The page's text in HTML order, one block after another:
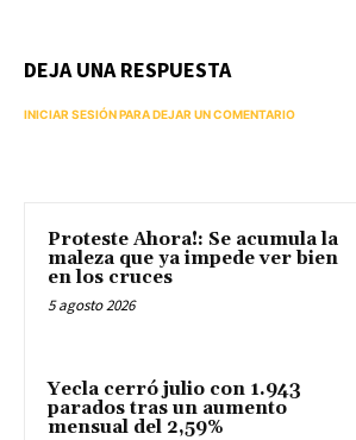
DEJA UNA RESPUESTA
INICIAR SESIÓN PARA DEJAR UN COMENTARIO
Proteste Ahora!: Se acumula la
maleza que ya impede ver bien
en los cruces
5 agosto 2026
Yecla cerró julio con 1.943
parados tras un aumento
mensual del 2,59%